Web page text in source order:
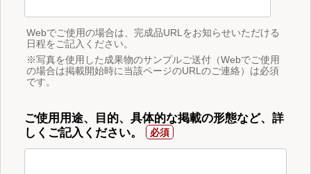
Webでご使用の場合は、完成品URLをお知らせいただける
日程をご記入ください。
※写真を使用した成果物のサンプルご送付（Webでご使用
の場合は掲載開始時に当該ページのURLのご連絡）は必須
です。
ご使用用途、目的、具体的な掲載の形態など、詳
しくご記入ください。